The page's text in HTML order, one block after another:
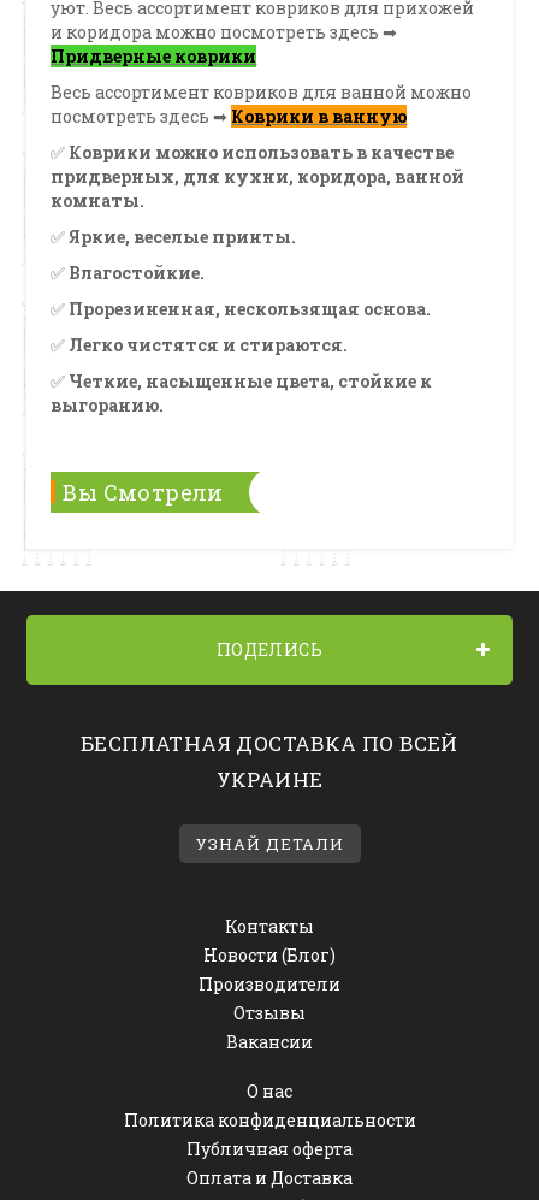
уют. Весь ассортимент ковриков для прихожей
и коридора можно посмотреть здесь ➡
Придверные коврики
Весь ассортимент ковриков для ванной можно
посмотреть здесь ➡ Коврики в ванную
✅ Коврики можно использовать в качестве
придверных, для кухни, коридора, ванной
комнаты.
✅Яркие, веселые принты.
✅ Влагостойкие.
✅ Прорезиненная, нескользящая основа.
✅ Легко чистятся и стираются.
✅ Четкие, насыщенные цвета, стойкие к
выгоранию.
Вы Смотрели
ПОДЕЛИСЬ
БЕСПЛАТНАЯ ДОСТАВКА ПО ВСЕЙ
УКРАИНЕ
УЗНАЙ ДЕТАЛИ
Контакты
Новости (Блог)
Производители
Отзывы
Вакансии
О нас
Политика конфиденциальности
Публичная оферта
Оплата и Доставка